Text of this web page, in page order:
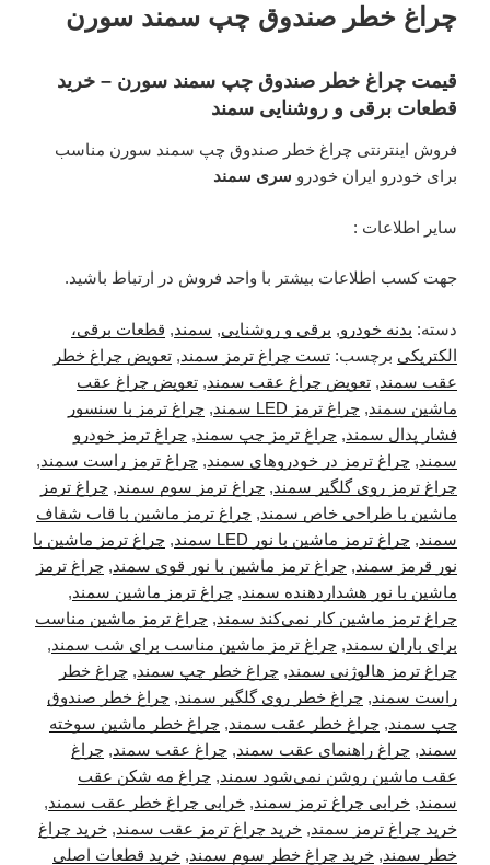
چراغ خطر صندوق چپ سمند سورن
قیمت چراغ خطر صندوق چپ سمند سورن – خرید
قطعات برقی و روشنایی سمند
فروش اینترنتی چراغ خطر صندوق چپ سمند سورن مناسب
برای خودرو ایران خودرو سری سمند
سایر اطلاعات :
جهت کسب اطلاعات بیشتر با واحد فروش در ارتباط باشید.
دسته: بدنه خودرو, برقی و روشنایی, سمند, قطعات برقی،
الکتریکی برچسب: تست چراغ ترمز سمند, تعویض چراغ خطر
عقب سمند, تعویض چراغ عقب سمند, تعویض چراغ عقب
ماشین سمند, چراغ ترمز LED سمند , چراغ ترمز با سنسور
فشار پدال سمند, چراغ ترمز چپ سمند, چراغ ترمز خودرو
سمند, چراغ ترمز در خودروهای سمند, چراغ ترمز راست سمند,
چراغ ترمز روی گلگیر سمند, چراغ ترمز سوم سمند, چراغ ترمز
ماشین با طراحی خاص سمند, چراغ ترمز ماشین با قاب شفاف
سمند, چراغ ترمز ماشین با نور LED سمند , چراغ ترمز ماشین با
نور قرمز سمند, چراغ ترمز ماشین با نور قوی سمند, چراغ ترمز
ماشین با نور هشداردهنده سمند, چراغ ترمز ماشین سمند,
چراغ ترمز ماشین کار نمی‌کند سمند, چراغ ترمز ماشین مناسب
برای باران سمند, چراغ ترمز ماشین مناسب برای شب سمند,
چراغ ترمز هالوژنی سمند, چراغ خطر چپ سمند, چراغ خطر
راست سمند, چراغ خطر روی گلگیر سمند, چراغ خطر صندوق
چپ سمند, چراغ خطر عقب سمند, چراغ خطر ماشین سوخته
سمند, چراغ راهنمای عقب سمند, چراغ عقب سمند, چراغ
عقب ماشین روشن نمی‌شود سمند, چراغ مه شکن عقب
سمند, خرابی چراغ ترمز سمند, خرابی چراغ خطر عقب سمند,
خرید چراغ ترمز سمند, خرید چراغ ترمز عقب سمند, خرید چراغ
خطر سمند, خرید چراغ خطر سوم سمند, خرید قطعات اصلی